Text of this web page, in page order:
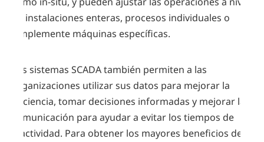
de instalaciones enteras, procesos individuales o
simplemente máquinas específicas.
Los sistemas SCADA también permiten a las
organizaciones utilizar sus datos para mejorar la
eficiencia, tomar decisiones informadas y mejorar la
comunicación para ayudar a evitar los tiempos de
inactividad. Para obtener los mayores beneficios de